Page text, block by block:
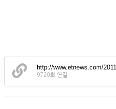
http://www.etnews.com/
9720회 연결